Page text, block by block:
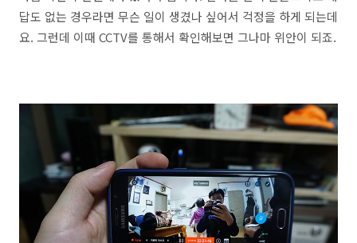
답도 없는 경우라면 무슨 일이 생겼나 싶어서 걱정을 하게 되는데
요. 그런데 이때 CCTV를 통해서 확인해보면 그나마 위안이 되죠.